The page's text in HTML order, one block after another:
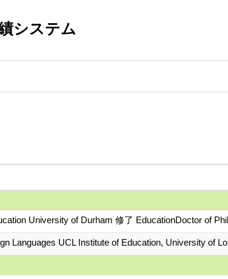
システム
University of Durham 修了 EducationDoctor of
Languages UCL Institute of Education, University of